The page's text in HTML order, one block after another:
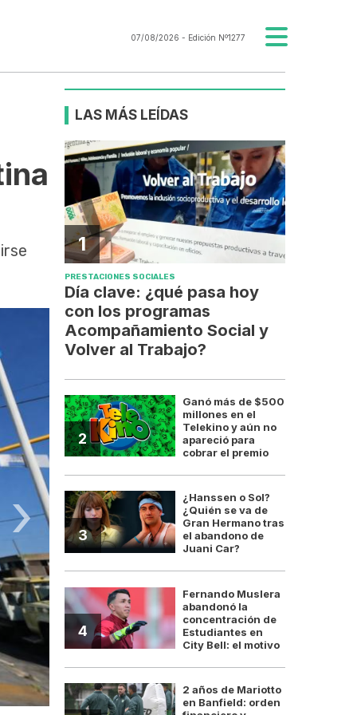
07/08/2026 - Edición Nº1277
›
LAS MÁS LEÍDAS
1
PRESTACIONES SOCIALES
Día clave: ¿qué pasa hoy
con los programas
Acompañamiento Social y
Volver al Trabajo?
2
Ganó más de $500
millones en el
Telekino y aún no
apareció para
cobrar el premio
3
¿Hanssen o Sol?
¿Quién se va de
Gran Hermano tras
el abandono de
Juani Car?
4
Fernando Muslera
abandonó la
concentración de
Estudiantes en
City Bell: el motivo
2 años de Mariotto
en Banfield: orden